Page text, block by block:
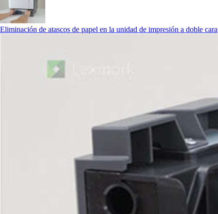
Eliminación de atascos de papel en la unidad de impresión a doble cara